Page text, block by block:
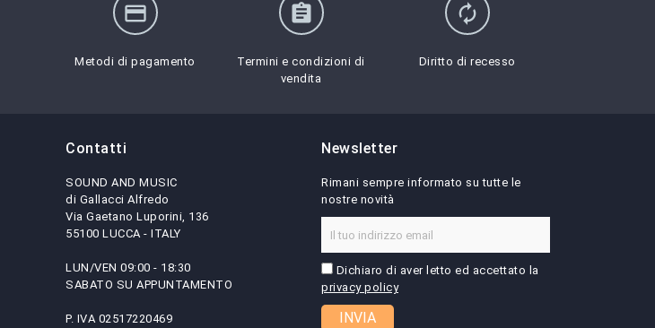
credit_card
Metodi di pagamento
assignment
Termini e condizioni di
vendita
autorenew
Diritto di recesso
Contatti
SOUND AND MUSIC
di Gallacci Alfredo
Via Gaetano Luporini, 136
55100 LUCCA - ITALY
LUN/VEN 09:00 - 18:30
SABATO SU APPUNTAMENTO
P. IVA 02517220469
Newsletter
Rimani sempre informato su tutte le
nostre novità
Dichiaro di aver letto ed accettato la
privacy policy
INVIA